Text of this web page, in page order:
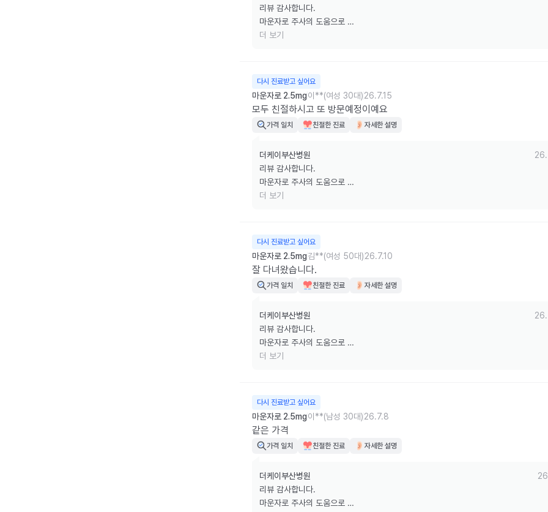
리뷰 감사합니다.
마운자로 주사의 도움으로
식사량 감소, 저탄수화물식,
더 보기
다시 진료받고 싶어요
마운자로 2.5mg이**(여성 30대)26.7.15
모두 친절하시고 또 방문예정이예요
가격 일치 친절한 진료 자세한 설명
더케이부산병원
리뷰 감사합니다.
마운자로 주사의 도움으로
식사량 감소, 저탄수화물식,
더 보기
다시 진료받고 싶어요
마운자로 2.5mg김**(여성 50대)26.7.10
잘 다녀왔습니다.
가격 일치 친절한 진료 자세한 설명
더케이부산병원
리뷰 감사합니다.
마운자로 주사의 도움으로
식사량 감소, 저탄수화물식,
더 보기
다시 진료받고 싶어요
마운자로 2.5mg이**(남성 30대)26.7.8
같은 가격
가격 일치 친절한 진료 자세한 설명
더케이부산병원
리뷰 감사합니다.
마운자로 주사의 도움으로